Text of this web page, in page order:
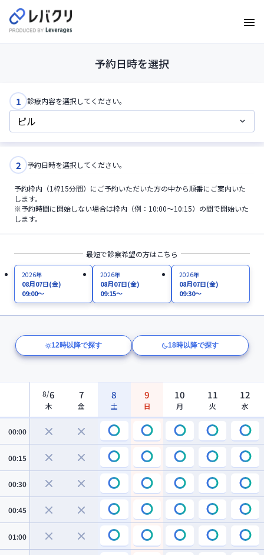
予約日時を選択
1 診療内容を選択してください。
2 予約日時を選択してください。
予約枠内（1枠15分間）にご予約いただいた方の中から順番にご案内いた
します。
※予約時間に開始しない場合は枠内（例：10:00〜10:15）の間で開始いた
します。
最短で診察希望の方はこちら
2026年
08月07日(金)
09:00～
2026年
08月07日(金)
09:15～
2026年
08月07日(金)
09:30～
12時以降で探す 18時以降で探す
8/6
木
7
金
8
土
9
日
10
月
11
火
12
水
00:00
00:15
00:30
00:45
01:00